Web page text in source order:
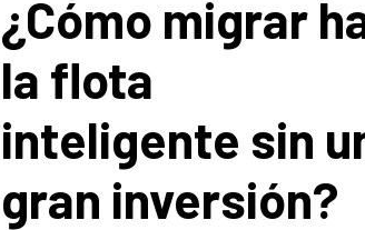
¿Cómo migrar
la flota
inteligente sin
gran inversión?